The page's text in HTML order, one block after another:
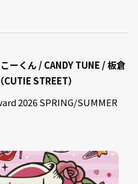
ーくん / CANDY TUNE / 板倉
STREET）
2026 SPRING/SUMMER